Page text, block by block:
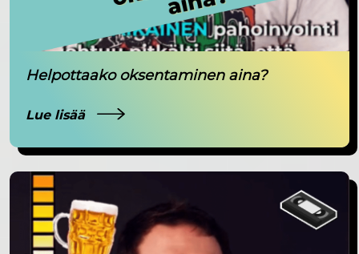
Helpottaako oksentaminen aina?
Lue lisää